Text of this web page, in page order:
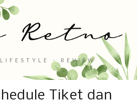
- REVIEW
Tiket dan